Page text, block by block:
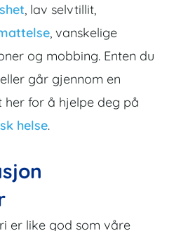
, lav selvtillit,
, vanskelige
og mobbing. Enten du
går gjennom en
her for å hjelpe deg på
helse.
er like god som våre